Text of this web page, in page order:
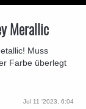
Merallic
Muss
Farbe überlegt
Jul 11 '2023, 6:04